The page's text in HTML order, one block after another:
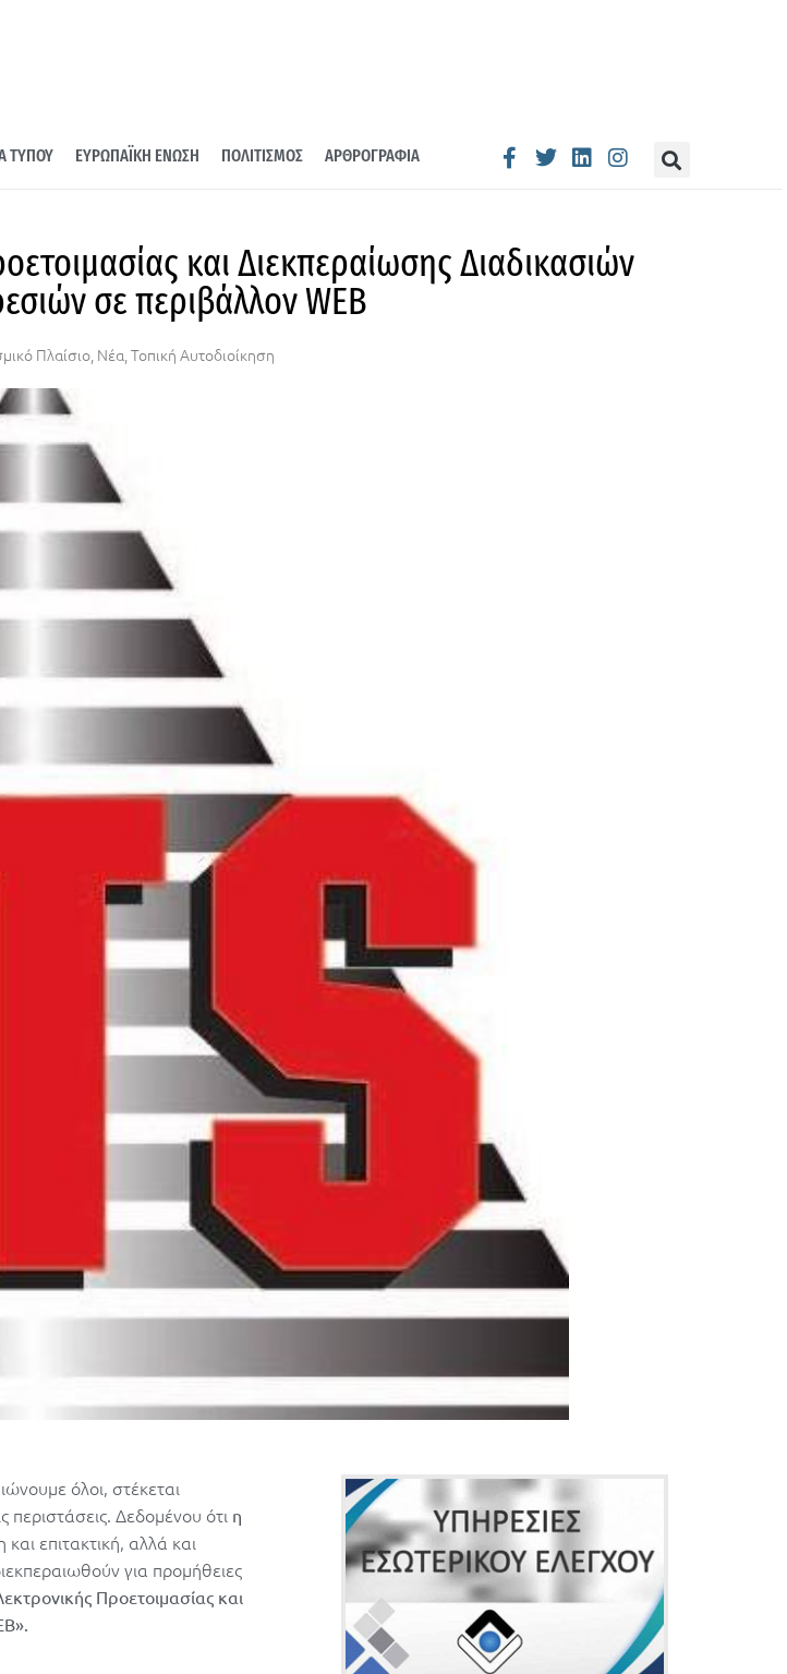
ΤΥΠΟΥ ΕΥΡΩΠΑΪΚΗ ΕΝΩΣΗ ΠΟΛΙΤΙΣΜΟΣ ΑΡΘΡΟΓΡΑΦΙΑ
και Διεκπεραίωσης Διαδικασιών
σε περιβάλλον WEB
Πλαίσιο, Νέα,Τοπική Αυτοδιοίκηση
όλοι, στέκεται
περιστάσεις. Δεδομένου ότι η
επιτακτική, αλλά και
για προμήθειες
Προετοιμασίας και